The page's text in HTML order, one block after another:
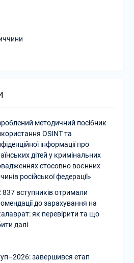
методичний посібник
OSINT та
інформації про
дітей у кримінальних
стосовно воєнних
російської федерації»
837 вступників отримали
до зарахування на
як перевірити та що
далі
завершився етап